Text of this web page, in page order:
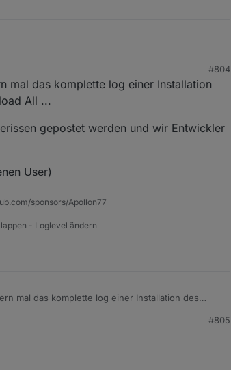
or deleted.
deleted.ausführen.
#804
mal das komplette log einer Installation
All ...
gepostet werden und wir Entwickler
User)
sponsors/Apollon77
- Loglevel ändern
mal das komplette log einer Installation des
gepostet werden und wir Entwickler dann
User)
#805